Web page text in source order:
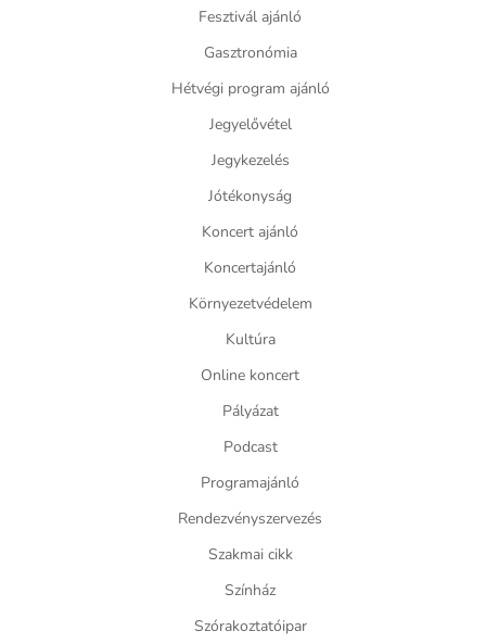
Fesztivál ajánló
Gasztronómia
Hétvégi program ajánló
Jegyelővétel
Jegykezelés
Jótékonyság
Koncert ajánló
Koncertajánló
Környezetvédelem
Kultúra
Online koncert
Pályázat
Podcast
Programajánló
Rendezvényszervezés
Szakmai cikk
Színház
Szórakoztatóipar